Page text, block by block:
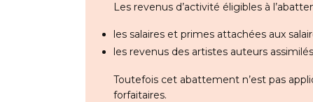
Les revenus d’activité éligibles à
les salaires et primes attachées aux
les revenus des artistes auteurs
Toutefois cet abattement n’est pas
forfaitaires.